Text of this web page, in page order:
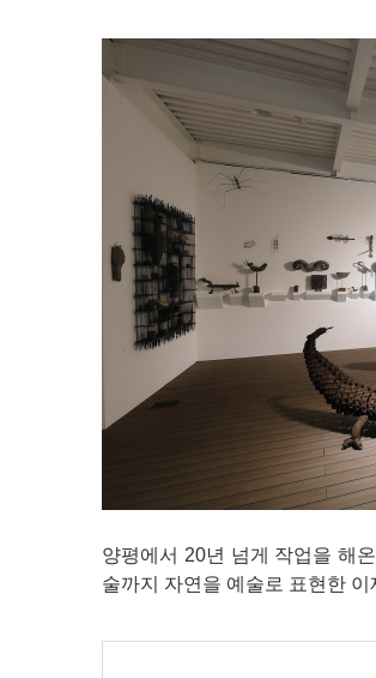
양평에서 20년 넘게 작업을 해
술까지 자연을 예술로 표현한